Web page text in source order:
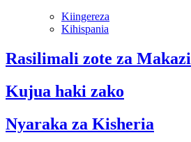
Kiingereza
Kihispania
Rasilimali zote za Makazi
Kujua haki zako
Nyaraka za Kisheria